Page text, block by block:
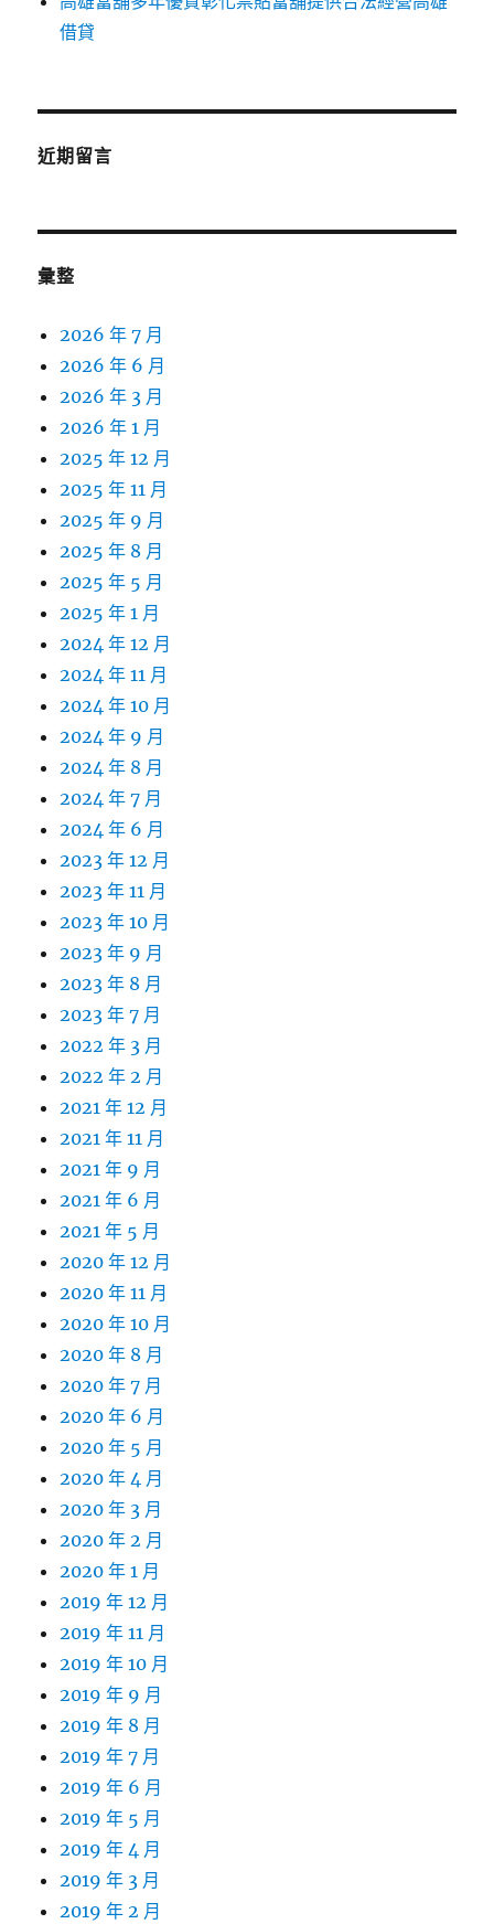
借貸
近期留言
彙整
2026 年 7 月
2026 年 6 月
2026 年 3 月
2026 年 1 月
2025 年 12 月
2025 年 11 月
2025 年 9 月
2025 年 8 月
2025 年 5 月
2025 年 1 月
2024 年 12 月
2024 年 11 月
2024 年 10 月
2024 年 9 月
2024 年 8 月
2024 年 7 月
2024 年 6 月
2023 年 12 月
2023 年 11 月
2023 年 10 月
2023 年 9 月
2023 年 8 月
2023 年 7 月
2022 年 3 月
2022 年 2 月
2021 年 12 月
2021 年 11 月
2021 年 9 月
2021 年 6 月
2021 年 5 月
2020 年 12 月
2020 年 11 月
2020 年 10 月
2020 年 8 月
2020 年 7 月
2020 年 6 月
2020 年 5 月
2020 年 4 月
2020 年 3 月
2020 年 2 月
2020 年 1 月
2019 年 12 月
2019 年 11 月
2019 年 10 月
2019 年 9 月
2019 年 8 月
2019 年 7 月
2019 年 6 月
2019 年 5 月
2019 年 4 月
2019 年 3 月
2019 年 2 月